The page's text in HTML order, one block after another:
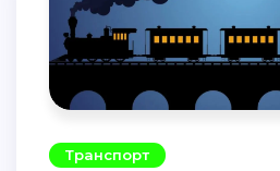
Транспорт